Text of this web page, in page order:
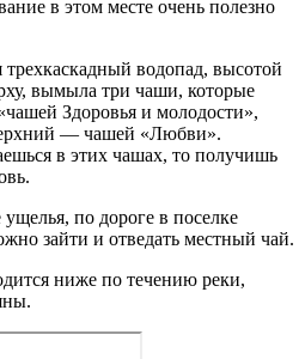
в этом месте очень полезно
водопад, высотой
вымыла три чаши, которые
Здоровья и молодости»,
— чашей «Любви».
в этих чашах, то получишь
по дороге в поселке
зайти и отведать местный чай.
ниже по течению реки,